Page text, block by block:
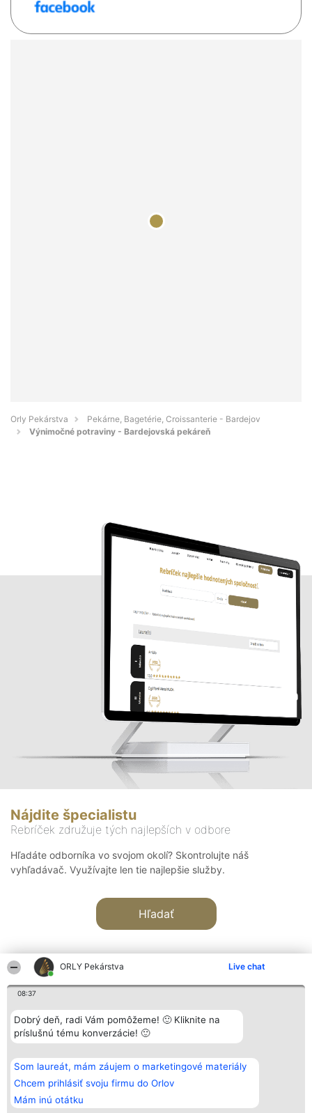
ORLY Pekárstva Live chat
08:37
Dobrý deň, radi Vám pomôžeme! 🙂 Kliknite na
príslušnú tému konverzácie! 🙂
Som laureát, mám záujem o marketingové materiály
Chcem prihlásiť svoju firmu do Orlov
Mám inú otátku
Orly Pekárstva
Pekárne, Bagetérie, Croissanterie - Bardejov
Výnimočné potraviny - Bardejovská pekáreň
Nájdite špecialistu
Rebríček združuje tých najlepších v odbore
Hľadáte odborníka vo svojom okolí? Skontrolujte náš
vyhľadávač. Využívajte len tie najlepšie služby.
Hľadať
Organizátor hodnotenia
Bright Side Solutions sp. z o.
o. sp. k.
Wrocław 50-079
KRS 0000749100 | Regon
381313360 | NIP 8943132676
+48 508 492 400
Hodnotenie
Laureáti
Lista
Laureatów
Podmienky
Obchodné
podmienky
ochrany
Kontakt
Kontakt